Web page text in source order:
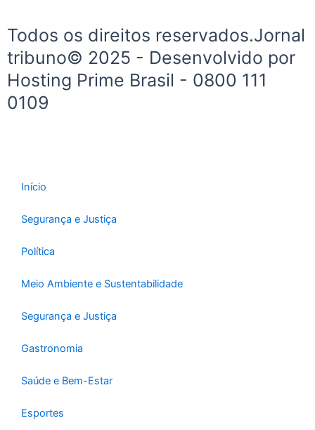
Todos os direitos reservados.Jornal
tribuno© 2025 - Desenvolvido por
Hosting Prime Brasil - 0800 111
0109
Início
Segurança e Justiça
Política
Meio Ambiente e Sustentabilidade
Segurança e Justiça
Gastronomia
Saúde e Bem-Estar
Esportes